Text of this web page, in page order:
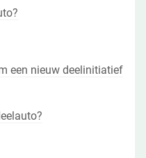
een nieuw deelinitiatief